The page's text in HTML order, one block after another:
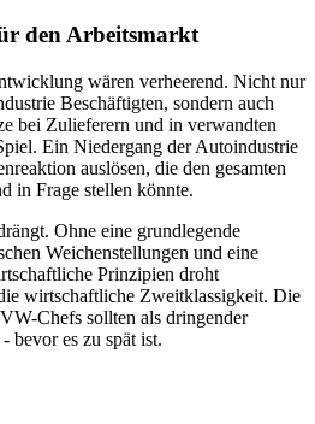
den Arbeitsmarkt
wären verheerend. Nicht nur
Beschäftigten, sondern auch
bei Zulieferern und in verwandten
Ein Niedergang der Autoindustrie
auslösen, die den gesamten
in Frage stellen könnte.
Ohne eine grundlegende
Weichenstellungen und eine
Prinzipien droht
wirtschaftliche Zweitklassigkeit. Die
Chefs sollten als dringender
bevor es zu spät ist.